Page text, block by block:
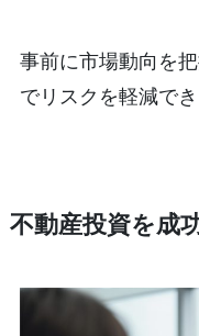
事前に市場動向を
でリスクを軽減でき
不動産投資を成